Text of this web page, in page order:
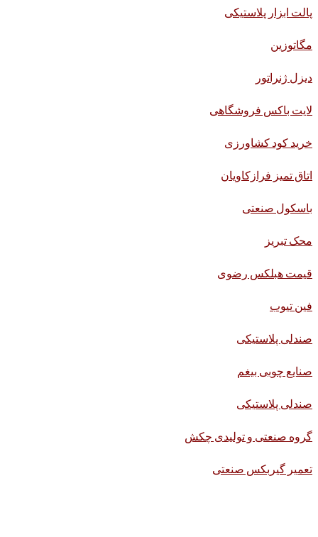
پالت ابزار پلاستیکی
مگاتوزین
دیزل ژنراتور
لایت باکس فروشگاهی
خرید کود کشاورزی
اتاق تمیز فرازکاویان
باسکول صنعتی
محک تبریز
قیمت هبلکس رضوی
فین تیوب
صندلی پلاستیکی
صنایع چوبی بیغم
صندلی پلاستیکی
گروه صنعتی و تولیدی چکش
تعمیر گیربکس صنعتی